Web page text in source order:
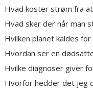
Hvad koster strøm fra
Hvad sker der når man
Hvilken planet kaldes
Hvordan ser en
Hvilke diagnoser giver
Hvorfor hedder det jeg